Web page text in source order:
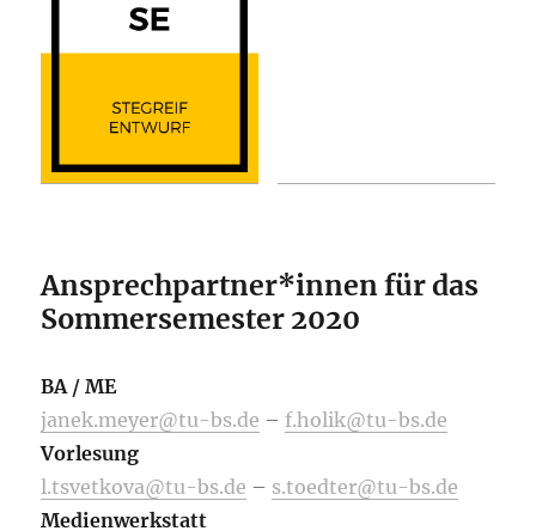
Ansprechpartner*innen für das
Sommersemester 2020
BA / ME
janek.meyer@tu-bs.de – f.holik@tu-bs.de
Vorlesung
l.tsvetkova@tu-bs.de – s.toedter@tu-bs.de
Medienwerkstatt